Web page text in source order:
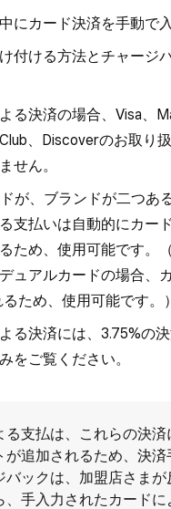
にカード決済を手動で
付ける方法とチャージ
る決済の場合、Visa、
、Discoverのお取り
せん。
が、ブランドが二つあ
支払いは自動的にカー
ため、使用可能です。
ュアルカードの場合、
ため、使用可能です。）
る決済には、3.75%の
をご覧ください。
る支払は、これらの決
追加されるため、 決済
ックは、加盟店さま
手入力されたカード